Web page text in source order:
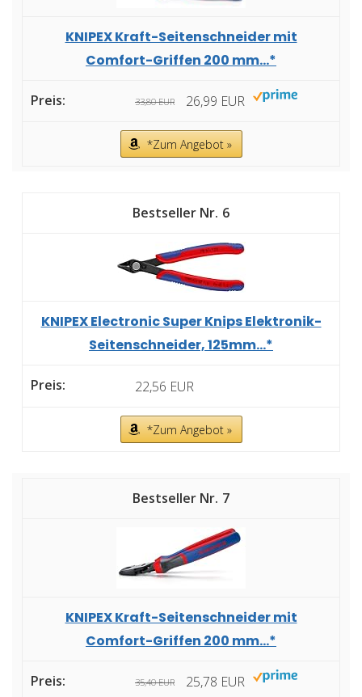
KNIPEX Kraft-Seitenschneider mit
Comfort-Griffen 200 mm...*
33,80 EUR 26,99 EUR
*Zum Angebot »
6
KNIPEX Electronic Super Knips Elektronik-
Seitenschneider, 125mm...*
22,56 EUR
*Zum Angebot »
7
KNIPEX Kraft-Seitenschneider mit
Comfort-Griffen 200 mm...*
35,40 EUR 25,78 EUR